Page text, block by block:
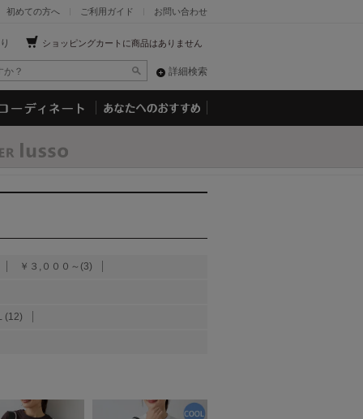
お問い合わせ
ご利用ガイド
初めての方へ
ショッピングカートに商品はありません
詳細検索
￥３,０００～(3)
(12)